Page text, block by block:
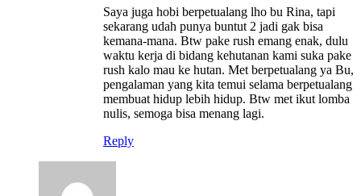
Saya juga hobi berpetualang lho bu Rina, tapi
sekarang udah punya buntut 2 jadi gak bisa
kemana-mana. Btw pake rush emang enak, dulu
waktu kerja di bidang kehutanan kami suka pake
rush kalo mau ke hutan. Met berpetualang ya Bu,
pengalaman yang kita temui selama berpetualang
membuat hidup lebih hidup. Btw met ikut lomba
nulis, semoga bisa menang lagi.
Reply